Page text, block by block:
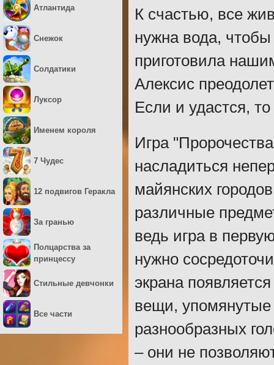
К счастью, все
нужна вода,
приготовила
Алексис
Если и удастся,
Игра
насладиться
майянских
различные
ведь игра в
нужно
экрана
вещи,
разнообразных
– они не
Атлантида
Снежок
Солдатики
Луксор
Именем короля
7 Чудес
12 подвигов Геракла
За гранью
Полцарства за
принцессу
Стильные девчонки
Все части